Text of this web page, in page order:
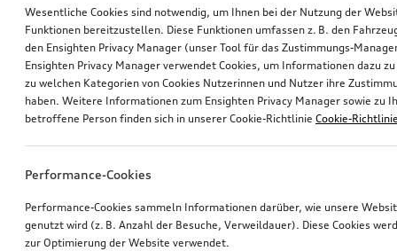
Wesentliche Cookies sind notwendig, um Ihnen bei der Nutzung der
Funktionen bereitzustellen. Diese Funktionen umfassen z. B. den
den Ensighten Privacy Manager (unser Tool für das Zustimmungs-
Ensighten Privacy Manager verwendet Cookies, um Informationen dazu
zu welchen Kategorien von Cookies Nutzerinnen und Nutzer ihre
haben. Weitere Informationen zum Ensighten Privacy Manager sowie zu
betroffene Person finden sich in unserer Cookie-Richtlinie Cookie-
Performance-Cookies
Performance-Cookies sammeln Informationen darüber, wie unsere
genutzt wird (z. B. Anzahl der Besuche, Verweildauer). Diese Cookies
zur Optimierung der Website verwendet.